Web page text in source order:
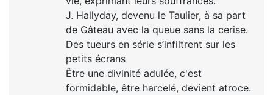
J. Hallyday, devenu le Taulier, à sa part
de Gâteau avec la queue sans la cerise.
Des tueurs en série s’infiltrent sur les
petits écrans
Être une divinité adulée, c'est
formidable, être harcelé, devient atroce.